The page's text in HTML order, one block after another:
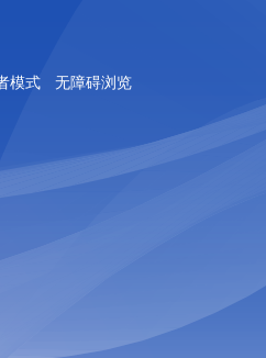
无障碍浏览
模式